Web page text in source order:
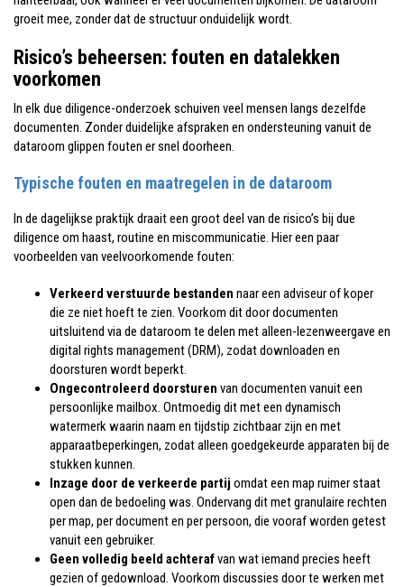
groeit mee, zonder dat de structuur onduidelijk wordt.
Risico’s beheersen: fouten en datalekken
voorkomen
In elk due diligence-onderzoek schuiven veel mensen langs dezelfde
documenten. Zonder duidelijke afspraken en ondersteuning vanuit de
dataroom glippen fouten er snel doorheen.
Typische fouten en maatregelen in de dataroom
In de dagelijkse praktijk draait een groot deel van de risico’s bij due
diligence om haast, routine en miscommunicatie. Hier een paar
voorbeelden van veelvoorkomende fouten:
Verkeerd verstuurde bestanden naar een adviseur of koper
die ze niet hoeft te zien. Voorkom dit door documenten
uitsluitend via de dataroom te delen met alleen-lezenweergave en
digital rights management (DRM), zodat downloaden en
doorsturen wordt beperkt.
Ongecontroleerd doorsturen van documenten vanuit een
persoonlijke mailbox. Ontmoedig dit met een dynamisch
watermerk waarin naam en tijdstip zichtbaar zijn en met
apparaatbeperkingen, zodat alleen goedgekeurde apparaten bij de
stukken kunnen.
Inzage door de verkeerde partij omdat een map ruimer staat
open dan de bedoeling was. Ondervang dit met granulaire rechten
per map, per document en per persoon, die vooraf worden getest
vanuit een gebruiker.
Geen volledig beeld achterafvan wat iemand precies heeft
gezien of gedownload. Voorkom discussies door te werken met